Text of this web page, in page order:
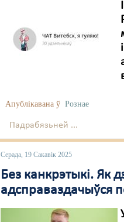
Апублікавана ў Рознае
Падрабязьней ...
Серада, 19 Сакавік 2025
Без канкрэтыкі. Як
адсправаздачыўся